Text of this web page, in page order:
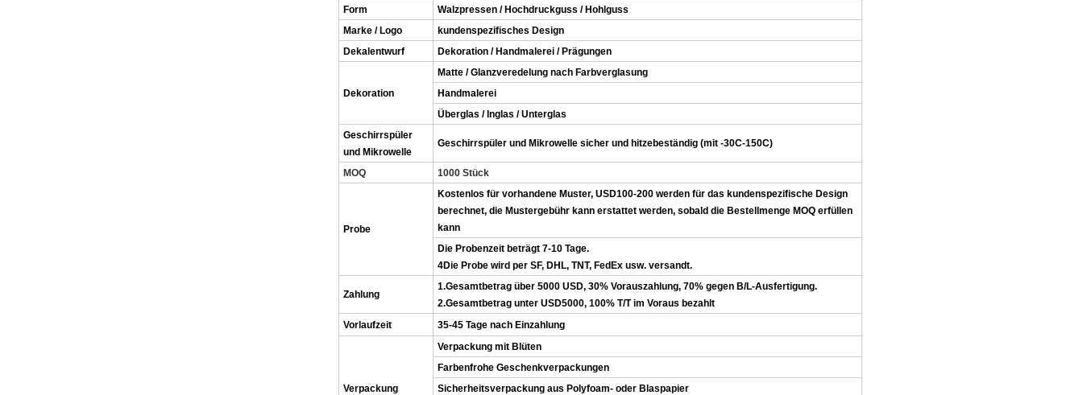
Form
Walzpressen / Hochdruckguss / Hohlguss
Marke / Logo
kundenspezifisches Design
Dekalentwurf
Dekoration / Handmalerei / Prägungen
Dekoration
Matte / Glanzveredelung nach Farbverglasung
Handmalerei
Überglas / Inglas / Unterglas
Geschirrspüler
und Mikrowelle
Geschirrspüler und Mikrowelle sicher und hitzebeständig (mit -30C-150C)
MOQ 1000 Stück
Probe
Kostenlos für vorhandene Muster, USD100-200 werden für das kundenspezifische Design
berechnet, die Mustergebühr kann erstattet werden, sobald die Bestellmenge MOQ erfüllen
kann
Die Probenzeit beträgt 7-10 Tage.
4Die Probe wird per SF, DHL, TNT, FedEx usw. versandt.
Zahlung
1.Gesamtbetrag über 5000 USD, 30% Vorauszahlung, 70% gegen B/L-Ausfertigung.
2.Gesamtbetrag unter USD5000, 100% T/T im Voraus bezahlt
Vorlaufzeit
35-45 Tage nach Einzahlung
Verpackung
Verpackung mit Blüten
Farbenfrohe Geschenkverpackungen
Sicherheitsverpackung aus Polyfoam- oder Blaspapier